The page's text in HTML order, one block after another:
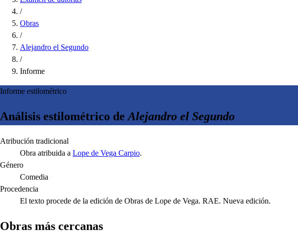
/
Obras
/
Alejandro el Segundo
/
Informe
Informe estilométrico
Análisis estilométrico de Alejandro el Segundo
Atribución tradicional
Obra atribuida a Lope de Vega Carpio.
Género
Comedia
Procedencia
El texto procede de la edición de Obras de Lope de Vega. RAE. Nueva edición.
Obras más cercanas